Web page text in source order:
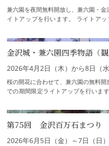
兼六園を夜間無料開放し、兼六園・
イトアップを行います。 ライトア
金沢城・兼六園四季物語（
2026年4月2日（木）から8日（
桜の開花に合わせて、兼六園の無料
での期間限定ライトアップを行いま
第75回 金沢百万石まつり
2026年6月5日（金）～7日（日）